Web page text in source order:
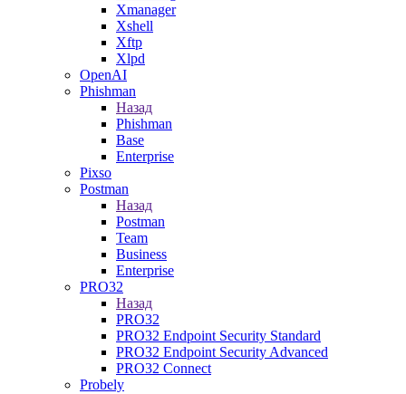
Xmanager
Xshell
Xftp
Xlpd
OpenAI
Phishman
Назад
Phishman
Base
Enterprise
Pixso
Postman
Назад
Postman
Team
Business
Enterprise
PRO32
Назад
PRO32
PRO32 Endpoint Security Standard
PRO32 Endpoint Security Advanced
PRO32 Connect
Probely